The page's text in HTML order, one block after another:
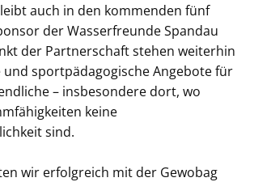
auch in den kommenden fünf
der Wasserfreunde Spandau
der Partnerschaft stehen weiterhin
und sportpädagogische Angebote für
– insbesondere dort, wo
keine
sind.
wir erfolgreich mit der Gewobag